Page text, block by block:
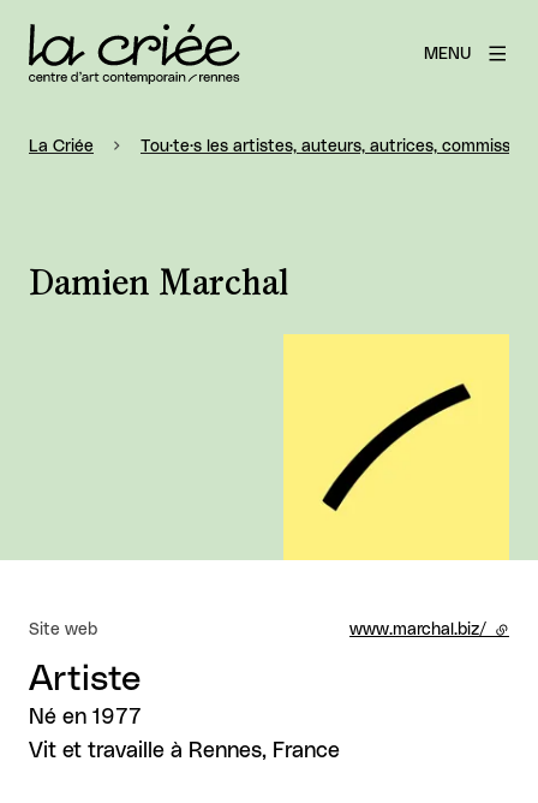
MENU
La Criée Tou·te·s les artistes, auteurs, autrices,
Damien Marchal
Site web www.marchal.biz/ - lien
Artiste
Né en 1977
Vit et travaille à Rennes, France